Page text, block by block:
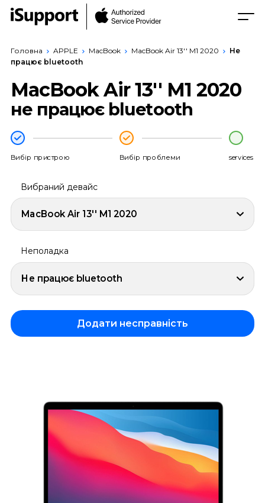
Головна APPLE MacBook MacBook Air 13'' M1 2020
Не
працює bluetooth
MacBook Air 13'' M1 2020
не працює bluetooth
Вибір пристрою Вибір проблеми services
Вибраний девайс
MacBook Air 13'' M1 2020
Неполадка
Не працює bluetooth
Додати несправність